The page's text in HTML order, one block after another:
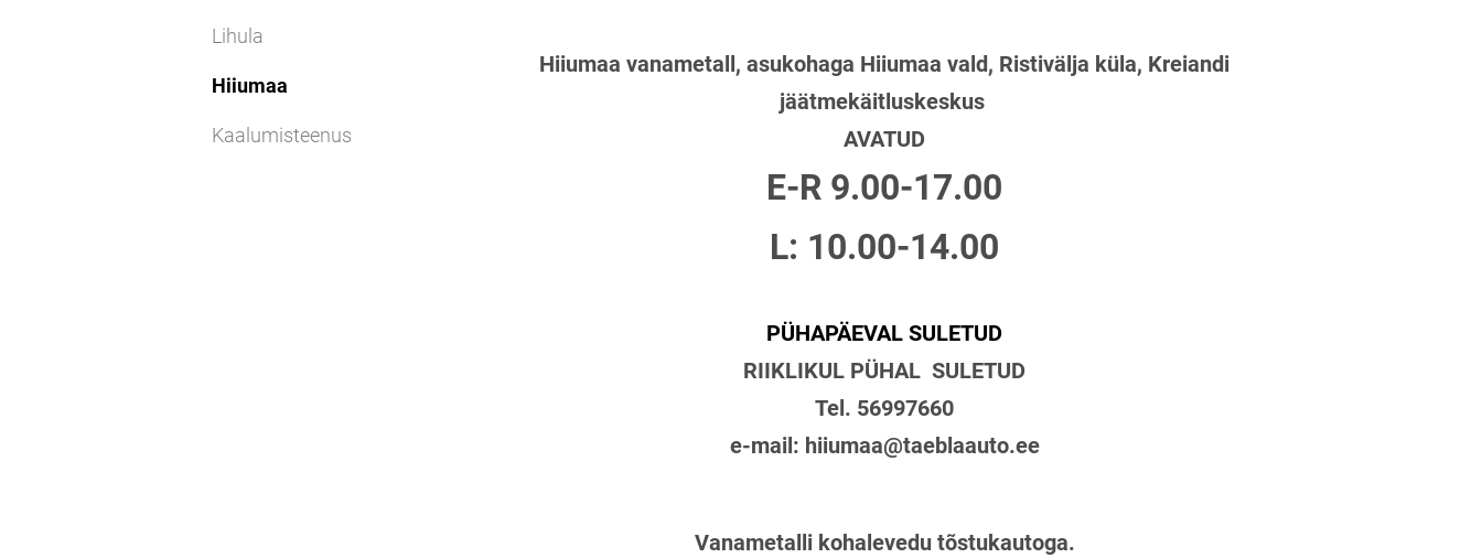
Lihula
Hiiumaa
Kaalumisteenus
Hiiumaa vanametall, asukohaga Hiiumaa vald, Ristivälja küla, Kreiandi
jäätmekäitluskeskus
AVATUD
E-R 9.00-17.00
L: 10.00-14.00
PÜHAPÄEVAL SULETUD
RIIKLIKUL PÜHAL SULETUD
Tel. 56997660
e-mail: hiiumaa@taeblaauto.ee
Vanametalli kohalevedu tõstukautoga.